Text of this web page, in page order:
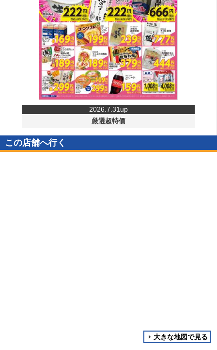
2026.7.31up
厳選超特価
この店舗へ行く
大きな地図で見る